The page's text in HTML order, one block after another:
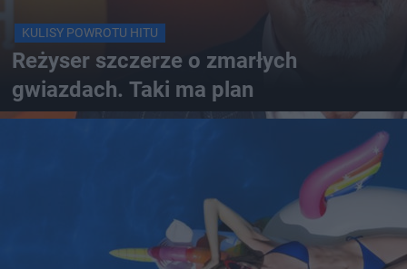
KULISY POWROTU HITU
Reżyser szczerze o zmarłych
gwiazdach. Taki ma plan